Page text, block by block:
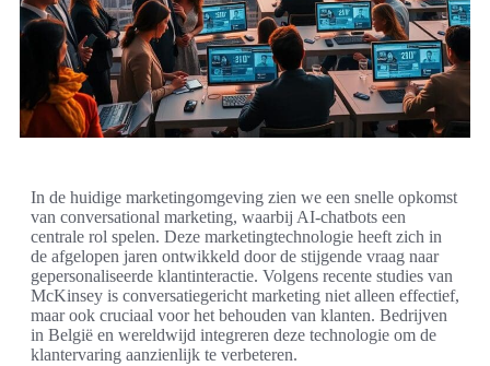
In de huidige marketingomgeving zien we een snelle opkomst
van conversational marketing, waarbij AI-chatbots een
centrale rol spelen. Deze marketingtechnologie heeft zich in
de afgelopen jaren ontwikkeld door de stijgende vraag naar
gepersonaliseerde klantinteractie. Volgens recente studies van
McKinsey is conversatiegericht marketing niet alleen effectief,
maar ook cruciaal voor het behouden van klanten. Bedrijven
in België en wereldwijd integreren deze technologie om de
klantervaring aanzienlijk te verbeteren.